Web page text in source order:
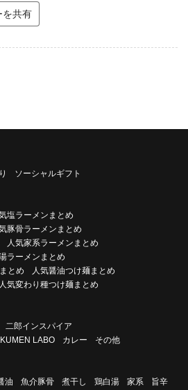
を共有
ソーシャルギフト
塩ラーメンまとめ
豚骨ラーメンまとめ
人気家系ラーメンまとめ
ラーメンまとめ
とめ
人気醤油つけ麺まとめ
人気変わり種つけ麺まとめ
二郎インスパイア
LABO カレー その他
油 魚介豚骨 煮干し 鶏白湯 家系
旨辛